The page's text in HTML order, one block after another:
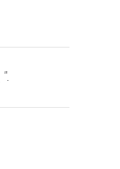
".